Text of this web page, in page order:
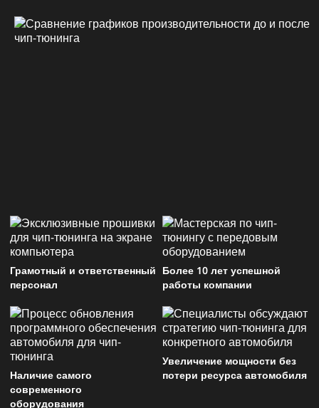
Грамотный и ответственный
персонал
Более 10 лет успешной
работы компании
Наличие самого
современного
оборудования
Увеличение мощности без
потери ресурса автомобиля